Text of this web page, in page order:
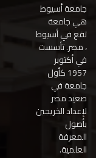
جامعة أسيوط
هي جامعة
تقع في أسيوط
، مصر. تأسست
في أكتوبر
1957 كأول
جامعة في
صعيد مصر
لإعداد الخريجين
بأصول
المعرفة
العلمية.